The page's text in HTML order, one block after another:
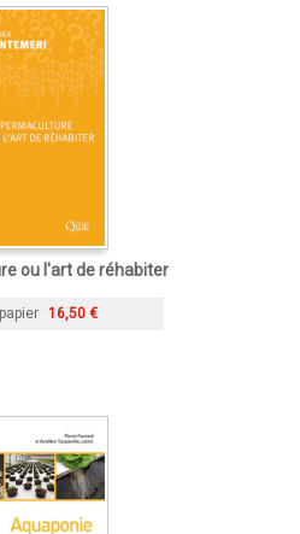
ou l'art de réhabiter
16,50 €